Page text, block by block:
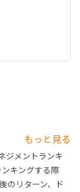
もっと見る
ジメントランキ
キングする際
のリターン、ド